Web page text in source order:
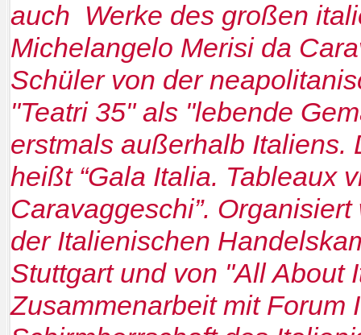
auch Werke des großen
Michelangelo Merisi da
Schüler von der
"Teatri 35" als "lebende
erstmals außerhalb Italiens.
heißt “Gala Italia. Tableaux
Caravaggeschi”.
der Italienischen
Stuttgart und von "All About
Zusammenarbeit mit Forum